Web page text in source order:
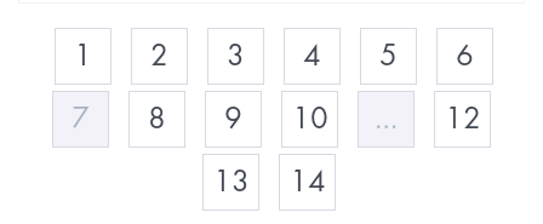
2 3 4 5 6
7 8 9 10 … 12
13 14